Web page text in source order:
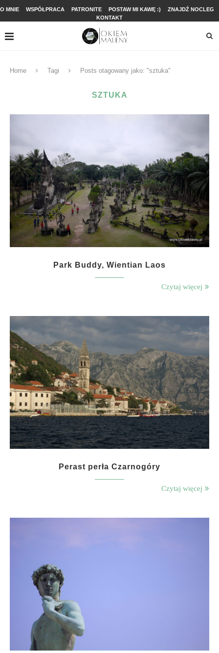
O MNIE WSPÓŁPRACA PATRONITE POSTAW MI KAWĘ :)
ZNAJDŹ NOCLEG
KONTAKT
Home Tagi Posts otagowany jako: "sztuka"
SZTUKA
Park Buddy, Wientian Laos
Czytaj więcej
Perast perła Czarnogóry
Czytaj więcej